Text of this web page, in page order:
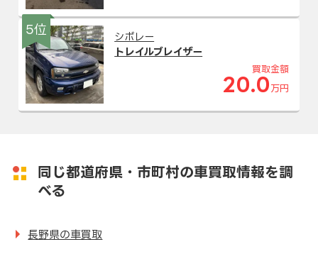
5位
シボレー
トレイルブレイザー
買取金額
20.0 万円
同じ都道府県・市町村の車買取情報を調
べる
長野県の車買取